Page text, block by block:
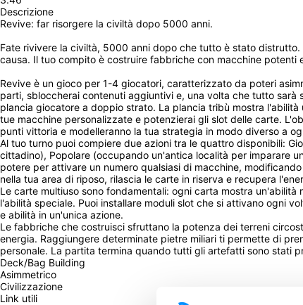
Descrizione
Revive: far risorgere la civiltà dopo 5000 anni.
Fate rivivere la civiltà, 5000 anni dopo che tutto è stato
causa. Il tuo compito è costruire fabbriche con macchine
Revive è un gioco per 1-4 giocatori, caratterizzato da poteri
parti, sbloccherai contenuti aggiuntivi e, una volta che tutto
plancia giocatore a doppio strato. La plancia tribù mostra
tue macchine personalizzate e potenzierai gli slot delle carte.
punti vittoria e modelleranno la tua strategia in modo diverso a
Al tuo turno puoi compiere due azioni tra le quattro disponibili:
cittadino), Popolare (occupando un'antica località per imparare
potere per attivare un numero qualsiasi di macchine,
nella tua area di riposo, rilascia le carte in riserva e recupera
Le carte multiuso sono fondamentali: ogni carta mostra
l'abilità speciale. Puoi installare moduli slot che si attivano ogni
e abilità in un'unica azione.
Le fabbriche che costruisci sfruttano la potenza dei terreni
energia. Raggiungere determinate pietre miliari ti permette di
personale. La partita termina quando tutti gli artefatti sono stati
Deck/Bag Building
Asimmetrico
Civilizzazione
Link utili